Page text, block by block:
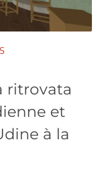
ritrovata
et
à la